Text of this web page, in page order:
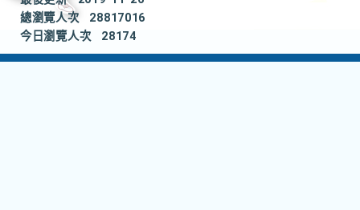
總瀏覽人次
28817016
今日瀏覽人次
28174